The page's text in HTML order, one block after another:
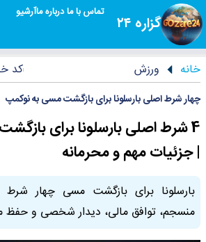
گزاره ۲۴
تماس با مادرباره ماآرشیو
خانه ورزش کد
چهار شرط اصلی بارسلونا برای بازگشت مسی به نوکمپ
4 شرط اصلی بارسلونا برای
| جزئیات مهم و محرمانه
بارسلونا برای بازگشت مسی چهار شرط
منسجم، توافق مالی، دیدار شخصی و حفظ